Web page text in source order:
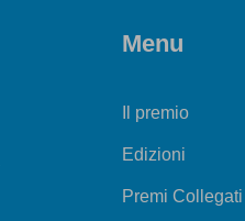
Menu
Il premio
Edizioni
Premi Collegati